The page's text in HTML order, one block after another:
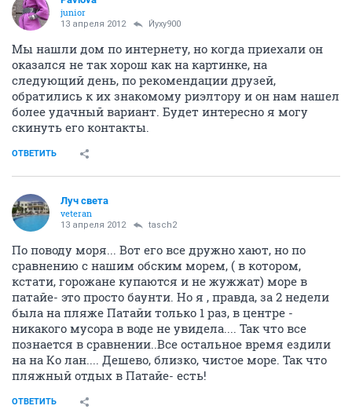
junior
13 апреля 2012 Йуху900
Мы нашли дом по интернету, но когда приехали он
оказался не так хорош как на картинке, на
следующий день, по рекомендации друзей,
обратились к их знакомому риэлтору и он нам нашел
более удачный вариант. Будет интересно я могу
скинуть его контакты.
ОТВЕТИТЬ
Луч света
veteran
13 апреля 2012 tasch2
По поводу моря... Вот его все дружно хают, но по
сравнению с нашим обским морем, ( в котором,
кстати, горожане купаются и не жужжат) море в
патайе- это просто баунти. Но я , правда, за 2 недели
была на пляже Патайи только 1 раз, в центре -
никакого мусора в воде не увидела.... Так что все
познается в сравнении..Все остальное время ездили
на на Ко лан.... Дешево, близко, чистое море. Так что
пляжный отдых в Патайе- есть!
ОТВЕТИТЬ